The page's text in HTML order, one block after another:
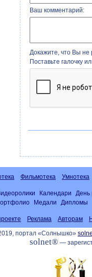
Ваш комментарий:
Докажите, что Вы не
Поставьте галочку
Фильмотека Умнотека
Календари
День
Медали Дипломы
Реклама Авторам
портал «Солнышко»
solnet®—